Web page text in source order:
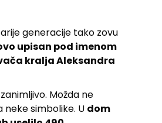
generacije tako zovu
upisan pod imenom
kralja Aleksandra
Možda ne
neke simbolike. U dom